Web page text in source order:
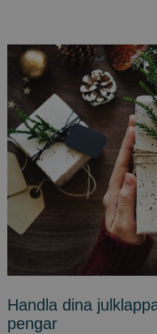
Handla dina
pengar